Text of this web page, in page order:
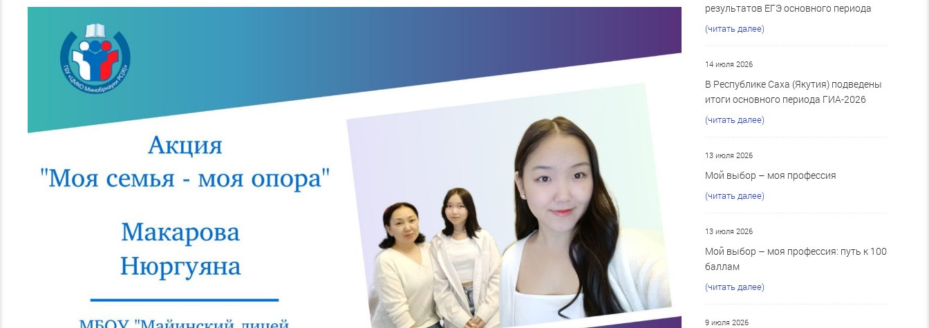
результатов ЕГЭ основного периода
(читать далее)
14 июля 2026
В Республике Саха (Якутия) подведены
итоги основного периода ГИА-2026
(читать далее)
13 июля 2026
Мой выбор – моя профессия
(читать далее)
13 июля 2026
Мой выбор – моя профессия: путь к 100
баллам
(читать далее)
9 июля 2026